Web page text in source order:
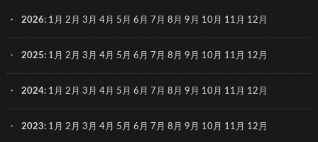
2026: 1月 2月 3月 4月 5月 6月 7月 8月 9月 10月 11月 12月
2025: 1月 2月 3月 4月 5月 6月 7月 8月 9月 10月 11月 12月
2024: 1月 2月 3月 4月 5月 6月 7月 8月 9月 10月 11月 12月
2023: 1月 2月 3月 4月 5月 6月 7月 8月 9月 10月 11月 12月